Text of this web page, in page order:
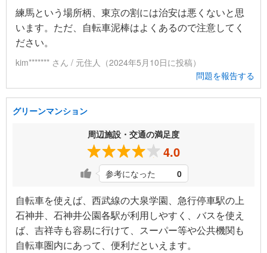
練馬という場所柄、東京の割には治安は悪くないと思
います。ただ、自転車泥棒はよくあるので注意してく
ださい。
kim******* さん / 元住人（2024年5月10日に投稿）
問題を報告する
グリーンマンション
周辺施設・交通の満足度
4.0
参考になった 0
自転車を使えば、西武線の大泉学園、急行停車駅の上
石神井、石神井公園各駅が利用しやすく、バスを使え
ば、吉祥寺も容易に行けて、スーパー等や公共機関も
自転車圏内にあって、便利だといえます。